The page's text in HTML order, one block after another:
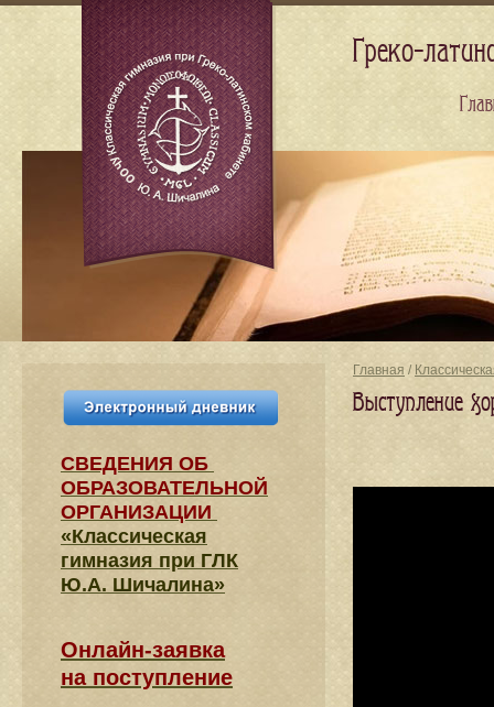
Главная /
Выступление
СВЕДЕНИЯ​ ОБ
ОБРАЗОВАТЕЛЬНОЙ
ОРГАНИЗАЦИИ
«Классическая
гимназия при ГЛК
Ю.А. Шичалина»
Онлайн-заявка
на поступление
Греко-